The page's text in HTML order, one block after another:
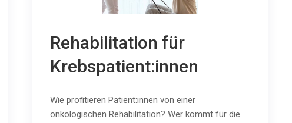
Rehabilitation für
Krebspatient:innen
Wie profitieren Patient:innen von einer
onkologischen Rehabilitation? Wer kommt für die